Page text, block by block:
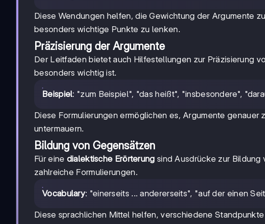
Diese Wendungen helfen, die Gewichtung der Argumente
besonders wichtige Punkte zu lenken.
Präzisierung der Argumente
Der Leitfaden bietet auch Hilfestellungen zur Präzisierung
besonders wichtig ist.
Beispiel: "zum Beispiel", "das heißt", "insbesondere",
Diese Formulierungen ermöglichen es, Argumente
untermauern.
Bildung von Gegensätzen
Für eine dialektische Erörterung sind Ausdrücke zur
zahlreiche Formulierungen.
Vocabulary: "einerseits ... andererseits", "auf der einen
Diese sprachlichen Mittel helfen, verschiedene